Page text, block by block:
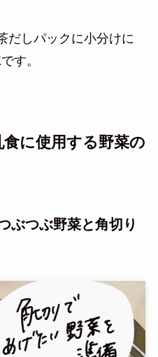
だしパックに小分けに
す。
に使用する野菜の
ぶつぶ野菜と角切り